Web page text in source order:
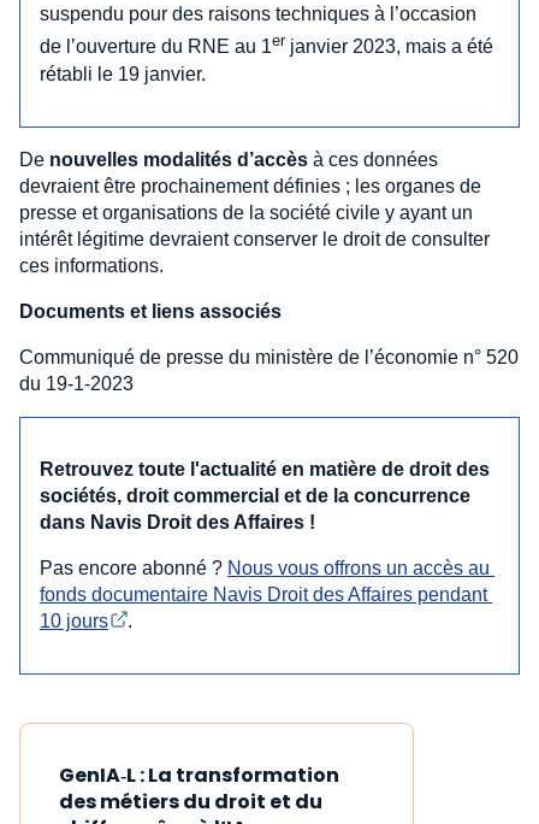
suspendu pour des raisons techniques à l’occasion
de l’ouverture du RNE au 1er janvier 2023, mais a été
rétabli le 19 janvier.
De nouvelles modalités d’accès à ces données
devraient être prochainement définies ; les organes de
presse et organisations de la société civile y ayant un
intérêt légitime devraient conserver le droit de consulter
ces informations.
Documents et liens associés
Communiqué de presse du ministère de l’économie n° 520
du 19-1-2023
Retrouvez toute l'actualité en matière de droit des
sociétés, droit commercial et de la concurrence
dans Navis Droit des Affaires !
Pas encore abonné ? Nous vous offrons un accès au
fonds documentaire Navis Droit des Affaires pendant
10 jours
.
GenIA‑L : La transformation
des métiers du droit et du